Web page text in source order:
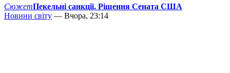
СюжетПекельні санкції. Рішення Сената США
Новини світу — Вчора, 23:14